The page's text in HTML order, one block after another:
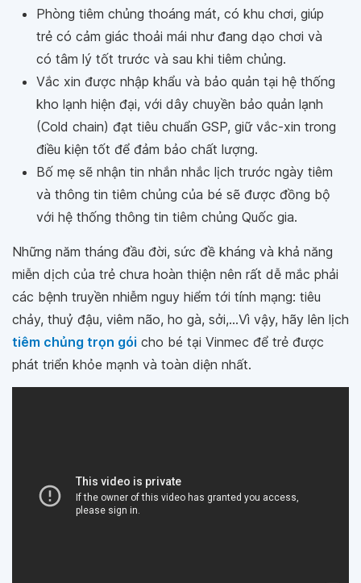
Phòng tiêm chủng thoáng mát, có khu chơi, giúp
trẻ có cảm giác thoải mái như đang dạo chơi và
có tâm lý tốt trước và sau khi tiêm chủng.
Vắc xin được nhập khẩu và bảo quản tại hệ thống
kho lạnh hiện đại, với dây chuyền bảo quản lạnh
(Cold chain) đạt tiêu chuẩn GSP, giữ vắc-xin trong
điều kiện tốt để đảm bảo chất lượng.
Bố mẹ sẽ nhận tin nhắn nhắc lịch trước ngày tiêm
và thông tin tiêm chủng của bé sẽ được đồng bộ
với hệ thống thông tin tiêm chủng Quốc gia.
Những năm tháng đầu đời, sức đề kháng và khả năng
miễn dịch của trẻ chưa hoàn thiện nên rất dễ mắc phải
các bệnh truyền nhiễm nguy hiểm tới tính mạng: tiêu
chảy, thuỷ đậu, viêm não, ho gà, sởi,...Vì vậy, hãy lên lịch
tiêm chủng trọn gói cho bé tại Vinmec để trẻ được
phát triển khỏe mạnh và toàn diện nhất.